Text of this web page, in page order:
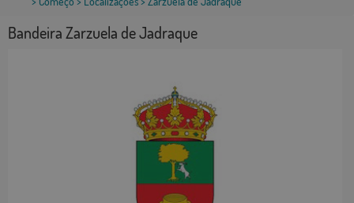
Bandeira Zarzuela de Jadraque